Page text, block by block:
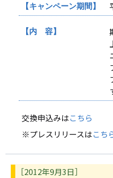
【キャンペーン期間】
【内 容】
交換申込みはこちら
※プレスリリースはこち
［2012年9月3日］